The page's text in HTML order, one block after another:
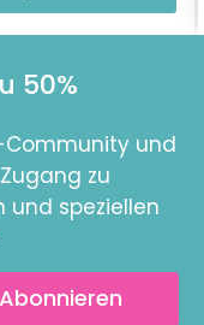
50%
Community und
zu
und speziellen
Abonnieren